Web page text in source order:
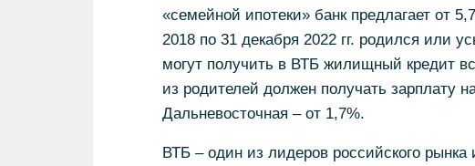
«семейной ипотеки» банк предлагает от
2018 по 31 декабря 2022 гг. родился или
могут получить в ВТБ жилищный кредит
из родителей должен получать зарплату
Дальневосточная – от 1,7%.
ВТБ – один из лидеров российского рынка